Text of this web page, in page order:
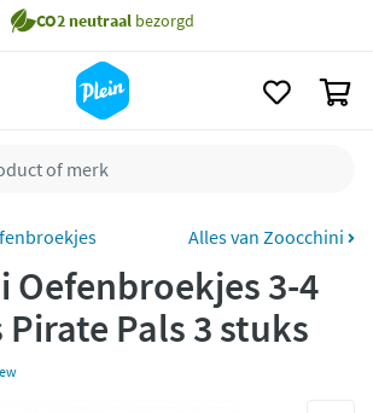
Gratisbezorging vanaf 35,- *
Bestelling uiterlijkdinsdag
Gratisretourneren
Betaal met Klarna
Alles van Zoocchini
Oefenbroekjes 3-4
Pals 3 stuks